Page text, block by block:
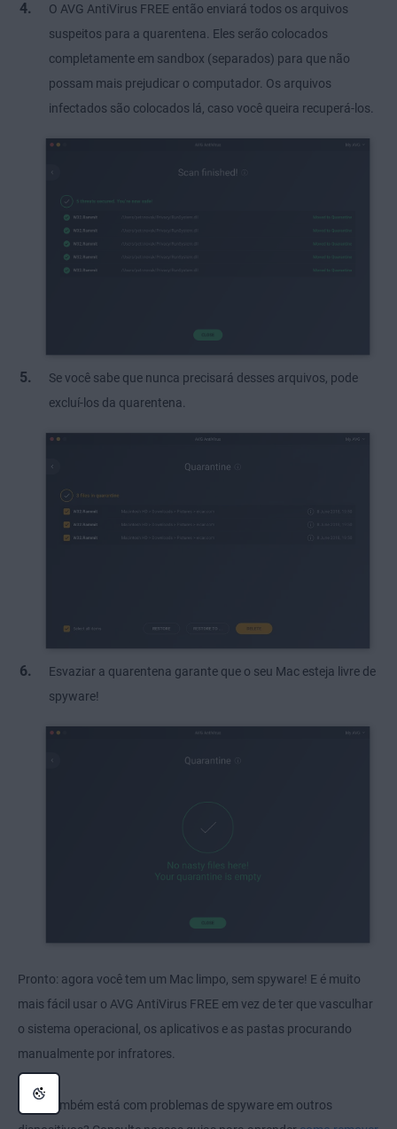
O AVG AntiVirus FREE então enviará todos os arquivos
suspeitos para a quarentena. Eles serão colocados
completamente em sandbox (separados) para que não
possam mais prejudicar o computador. Os arquivos
infectados são colocados lá, caso você queira recuperá-los.
Se você sabe que nunca precisará desses arquivos, pode
excluí-los da quarentena.
Esvaziar a quarentena garante que o seu Mac esteja livre de
spyware!
Pronto: agora você tem um Mac limpo, sem spyware! E é muito
mais fácil usar o AVG AntiVirus FREE em vez de ter que vasculhar
o sistema operacional, os aplicativos e as pastas procurando
manualmente por infratores.
Você também está com problemas de spyware em outros